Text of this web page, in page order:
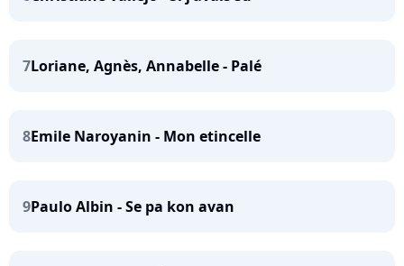
7Loriane, Agnès, Annabelle - Palé
8Emile Naroyanin - Mon etincelle
9Paulo Albin - Se pa kon avan